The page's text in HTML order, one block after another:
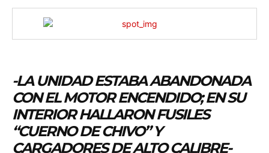
-LA UNIDAD ESTABA ABANDONADA
CON EL MOTOR ENCENDIDO; EN SU
INTERIOR HALLARON FUSILES
“CUERNO DE CHIVO” Y
CARGADORES DE ALTO CALIBRE-